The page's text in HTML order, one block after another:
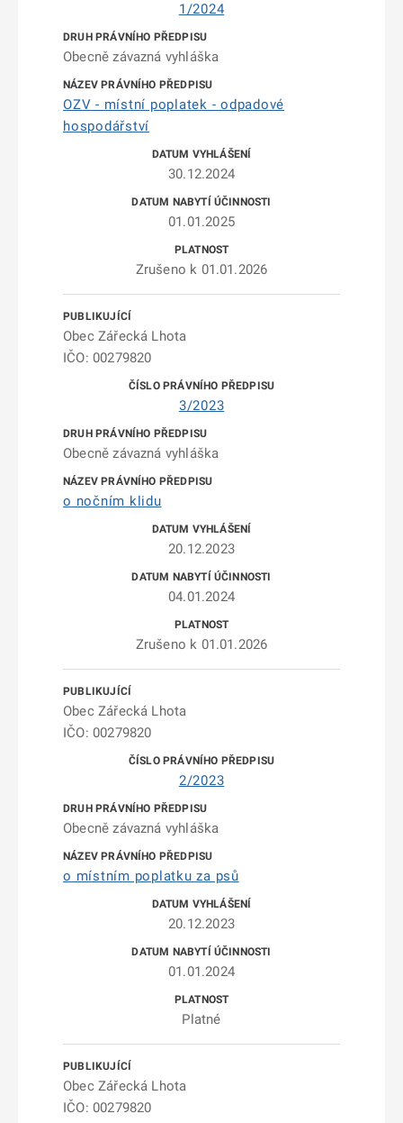
1/2024
Obecně závazná vyhláška
OZV - místní poplatek - odpadové
hospodářství
30.12.2024
01.01.2025
Zrušeno k 01.01.2026
Obec Zářecká Lhota
IČO: 00279820
3/2023
Obecně závazná vyhláška
o nočním klidu
20.12.2023
04.01.2024
Zrušeno k 01.01.2026
Obec Zářecká Lhota
IČO: 00279820
2/2023
Obecně závazná vyhláška
o místním poplatku za psů
20.12.2023
01.01.2024
Platné
Obec Zářecká Lhota
IČO: 00279820